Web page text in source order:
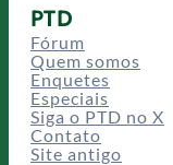
PTD
Fórum
Quem somos
Enquetes
Especiais
Siga o PTD no X
Contato
Site antigo